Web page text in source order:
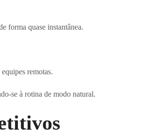
forma quase instantânea.
remotas.
se à rotina de modo natural.